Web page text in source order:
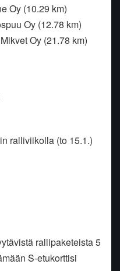
Oy (10.29 km)
Oy (12.78 km)
Oy (21.78 km)
ralliviikolla (to 15.1.)
rallipaketeista 5
S-etukorttisi